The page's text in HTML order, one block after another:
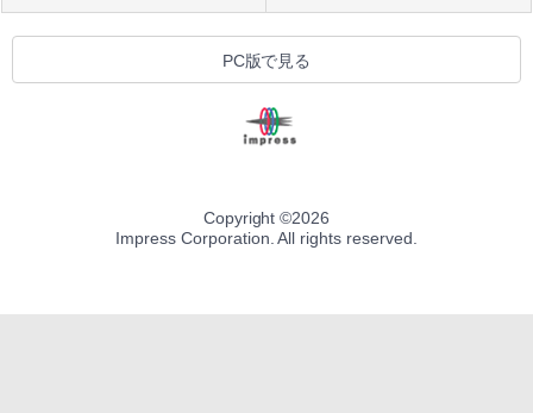
PC版で見る
Copyright ©2026
Impress Corporation. All rights reserved.